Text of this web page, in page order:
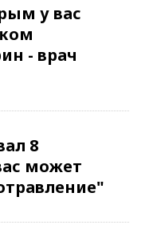
у вас
- врач
8
может